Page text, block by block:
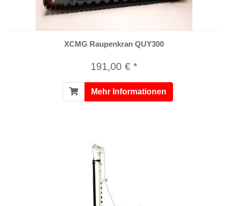
XCMG Raupenkran QUY300
191,00 € *
Mehr Informationen